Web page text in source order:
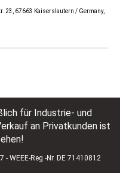
23, 67663 Kaiserslautern / Germany,
für Industrie- und
an Privatkunden ist
WEEE-Reg.-Nr. DE 71410812